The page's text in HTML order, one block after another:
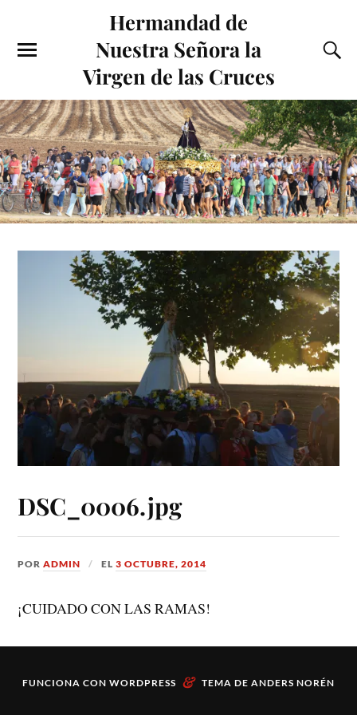
Hermandad de
Nuestra Señora la
Virgen de las Cruces
DSC_0006.jpg
PORADMIN EL3 OCTUBRE, 2014
¡CUIDADO CON LAS RAMAS!
FUNCIONA CON WORDPRESS & TEMA DE ANDERS NORÉN